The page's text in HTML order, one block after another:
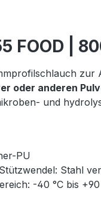
FOOD |
zur
oder anderen
und
PU
Stahl
-40 °C bis